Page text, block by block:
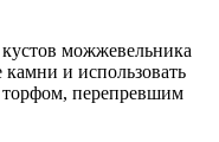
можжевельника
камни и использовать
торфом, перепревшим